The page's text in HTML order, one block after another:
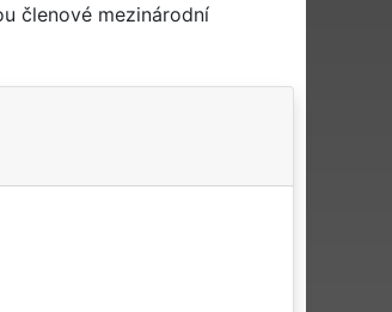
členové mezinárodní